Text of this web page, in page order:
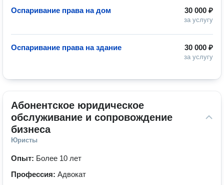
30 000 ₽
за услугу
Оспаривание права на дом
30 000 ₽
за услугу
Оспаривание права на здание
Абонентское юридическое
обслуживание и сопровождение
бизнеса
Юристы
Опыт: Более 10 лет
Профессия: Адвокат